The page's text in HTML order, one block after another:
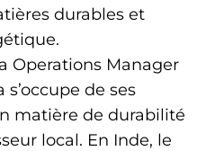
durables et
Operations Manager
de ses
matière de durabilité
local. En Inde, le